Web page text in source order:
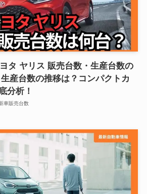
ヨタ ヤリス 販売台数・生産台数の
産台数の推移は？コンパクトカ
分析！
車販売台数